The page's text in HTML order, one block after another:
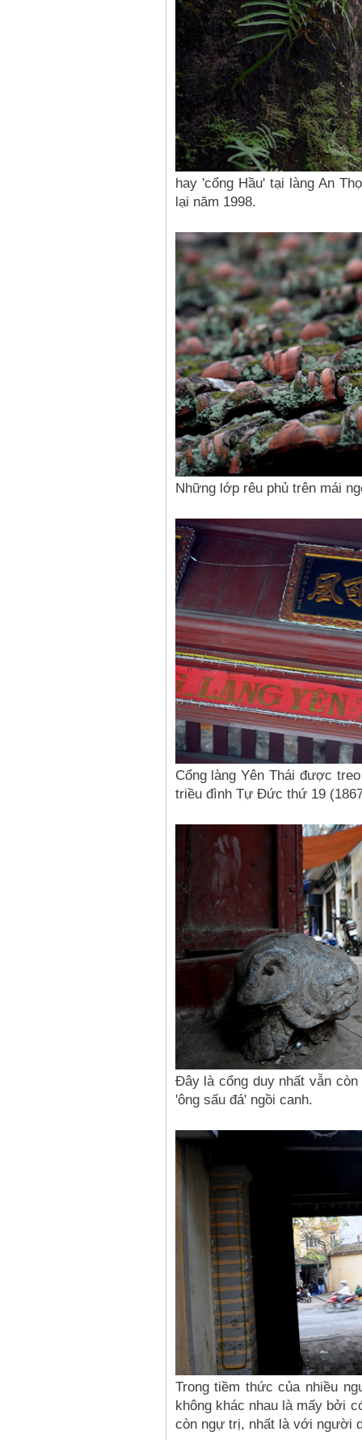
hay 'cổng Hầu' tại làng An
lại năm 1998.
Những lớp rêu phủ trên mái
Cổng làng Yên Thái được
triều đình Tự Đức thứ 19
Đây là cổng duy nhất vẫn
'ông sấu đá' ngồi canh.
Trong tiềm thức của nhiều
không khác nhau là mấy bởi
còn ngự trị, nhất là với người